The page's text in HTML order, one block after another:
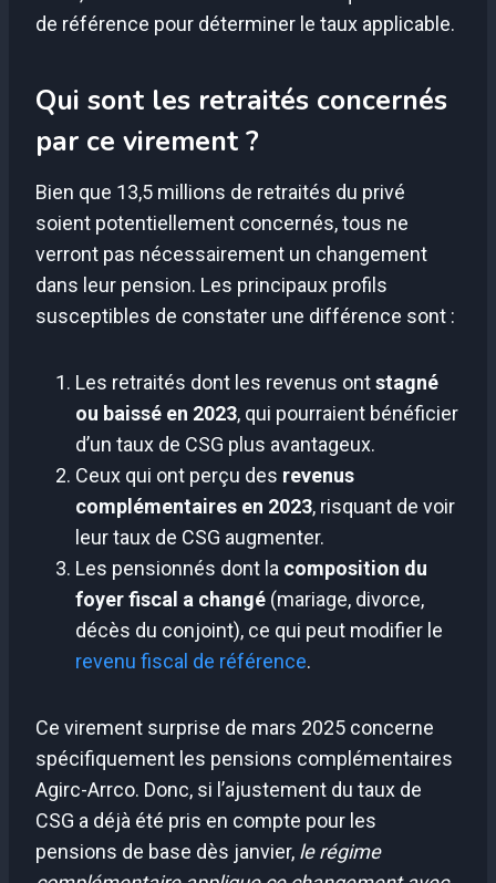
de référence pour déterminer le taux applicable.
Qui sont les retraités concernés
par ce virement ?
Bien que 13,5 millions de retraités du privé
soient potentiellement concernés, tous ne
verront pas nécessairement un changement
dans leur pension. Les principaux profils
susceptibles de constater une différence sont :
Les retraités dont les revenus ontstagné
ou baissé en 2023, qui pourraient bénéficier
d’un taux de CSG plus avantageux.
Ceux qui ont perçu des revenus
complémentaires en 2023, risquant de voir
leur taux de CSG augmenter.
Les pensionnés dont la composition du
foyer fiscal a changé (mariage, divorce,
décès du conjoint), ce qui peut modifier le
revenu fiscal de référence.
Ce virement surprise de mars 2025 concerne
spécifiquement les pensions complémentaires
Agirc-Arrco. Donc, si l’ajustement du taux de
CSG a déjà été pris en compte pour les
pensions de base dès janvier, le régime